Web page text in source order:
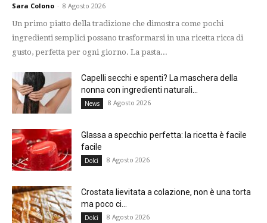
Sara Colono - 8 Agosto 2026
Un primo piatto della tradizione che dimostra come pochi
ingredienti semplici possano trasformarsi in una ricetta ricca di
gusto, perfetta per ogni giorno. La pasta...
Capelli secchi e spenti? La maschera della
nonna con ingredienti naturali...
News 8 Agosto 2026
Glassa a specchio perfetta: la ricetta è facile
facile
Dolci 8 Agosto 2026
Crostata lievitata a colazione, non è una torta
ma poco ci...
Dolci 8 Agosto 2026